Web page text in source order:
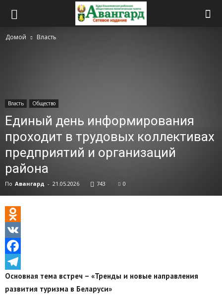
Домой Власть
Власть Общество
Единый день информирования
проходит в трудовых коллективах
предприятий и организаций
района
По Авангард - 21.05.2026 743 0
Odnoklassniki
VK
Facebook
Telegram
Основная тема встреч – «Тренды и новые направления
развития туризма в Беларуси»